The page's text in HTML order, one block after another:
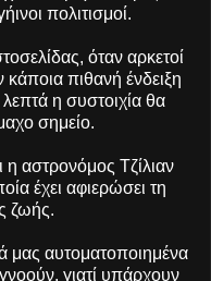
πολιτισμοί.
όταν αρκετοί
κάποια πιθανή ένδειξη
η συστοιχία θα
σημείο.
η αστρονόμος Τζίλιαν
έχει αφιερώσει τη
ζωής.
μας αυτοματοποιημένα
γιατί υπάρχουν